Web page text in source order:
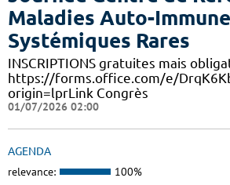
Maladies Auto-
Systémiques Rares
INSCRIPTIONS gratuites mais
https://forms.office.com/e/
origin=lprLink Congrès
01/07/2026 02:00
AGENDA
relevance: 100%